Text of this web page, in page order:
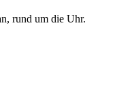
rund um die Uhr.